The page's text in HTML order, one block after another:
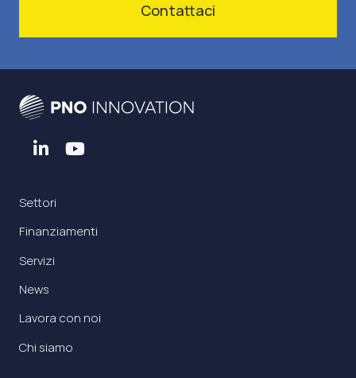
Contattaci
Settori
Finanziamenti
Servizi
News
Lavora con noi
Chi siamo